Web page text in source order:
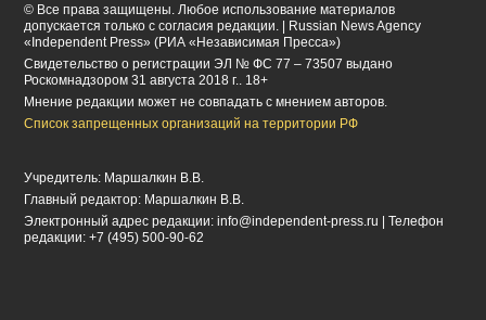
© Все права защищены. Любое использование материалов
допускается только с согласия редакции. | Russian News Agency
«Independent Press» (РИА «Независимая Пресса»)
Cвидетельство о регистрации ЭЛ № ФС 77 – 73507 выдано
Роскомнадзором 31 августа 2018 г.. 18+
Мнение редакции может не совпадать с мнением авторов.
Список запрещенных организаций на территории РФ
Учредитель: Маршалкин В.В.
Главный редактор: Маршалкин В.В.
Электронный адрес редакции:info@independent-press.ru
| Телефон
редакции: +7 (495) 500-90-62